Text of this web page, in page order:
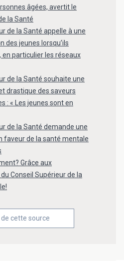
âgées, avertit le
la Santé
de la Santé appelle à une
des jeunes lorsqu’ils
en particulier les réseaux
de la Santé souhaite une
drastique des saveurs
: « Les jeunes sont en
de la Santé demande une
faveur de la santé mentale
Grâce aux
Conseil Supérieur de la
cette source